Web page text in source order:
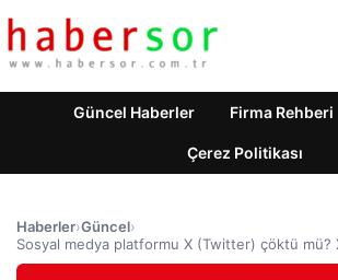
Güncel Haberler Firma Rehberi
Çerez Politikası
Haberler›Güncel›
Sosyal medya platformu X (Twitter) çöktü mü?